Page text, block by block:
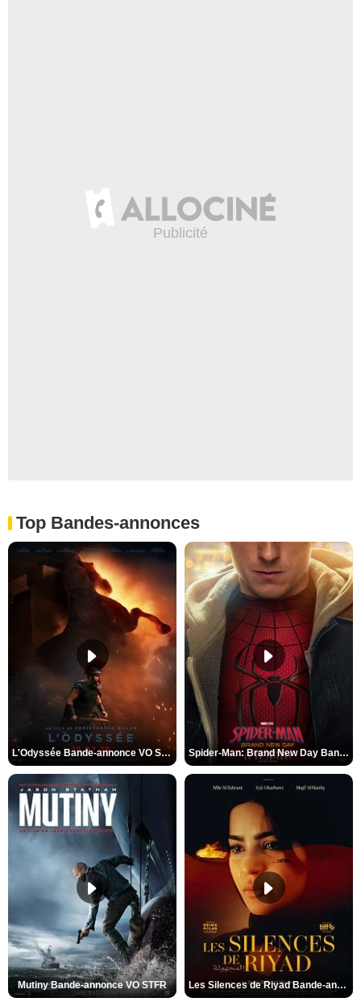
Top Bandes-annonces
L'Odyssée Bande-annonce VO STFR Spider-Man: Brand New Day Bande-annonce VO STFR
Mutiny Bande-annonce VO STFR Les Silences de Riyad Bande-annonce VO STFR